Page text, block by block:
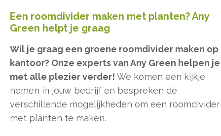
Een roomdivider maken met planten? Any
Green helpt je graag
Wil je graag een groene roomdivider maken op
kantoor? Onze experts van Any Green helpen je
met alle plezier verder! We komen een kijkje
nemen in jouw bedrijf en bespreken de
verschillende mogelijkheden om een roomdivider
met planten te maken.